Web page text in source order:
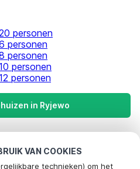
VAN COOKIES
technieken) om het
personen
personen
personen
personen
personen
in Ryjewo
voor